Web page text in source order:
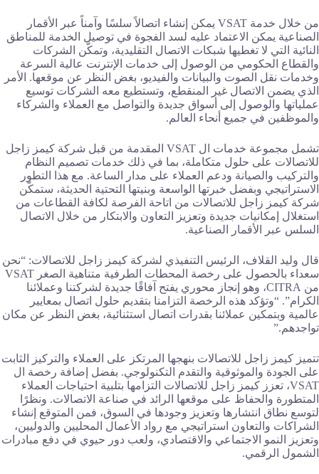
من خلال خدمة VSAT يمكن إنشاء اتصالاً سلسًا وآمناً عبر الأقمار
الصناعية يمكن الاعتماد عليه لسد الفجوة في توصيل الخدمة للمناطق
النائية التي لا تغطيها شبكات الاتصال التقليدية، وتمكّن الشركات
والقطاع الحكومي من الوصول إلى خدمات الإنترنت عالية السرعة
وخدمات نقل الصوت والبيانات والفيديو، بغض النظر عن موقعها. الأمر
الذي يضمن الاتصال غير المنقطع، وتستطيع معه الشركات توسيع
عملياتها والوصول إلى أسواق جديدة والتواصل مع العملاء والشركاء
والموظفين في جميع أنحاء العالم.
تشمل مجموعة خدمات ال VSAT المقدمة من قبل شركة كيمز زاجل
للاتصالات على حلول متكاملة، بما في ذلك خدمات تصميم النظام
والتركيب والصيانة ودعم العملاء على مدار الساعة. مع هذا التطور
الاستراتيجي وبفضل خبرتها الواسعة وبنيتها التحتية الحديثة، ستمكّن
شركة كيمز زاجل للاتصالات من اتاحة الفرصة لكافة القطاعات من
استغلال إمكانيات جديدة وتعزيز التعاون والابتكار من خلال الاتصال
السلس عبر الأقمار الصناعية.
قال وليد القلاف، الرئيس التنفيذي لشركة كيمز زاجل للاتصالات: “نحن
سعداء بالحصول على رخصة المحطات الطرفية متناهية الصغر VSAT
من CITRA، وهو إنجاز محوري يفتح آفاقًا جديدة لشركتنا وعملائنا
الكرام”. “وتؤكد هذه الرخصة التزامنا بتقديم حلول اتصال بمعايير
عالمية وبتمكين عملائنا بقدرات اتصال استثنائية، بغض النظر عن مكان
تواجدهم.”
تتميز كيمز زاجل للاتصالات بنهجها المرتكز على العملاء والتركيز الثابت
على الجودة والموثوقية والتقدم التكنولوجي. بفضل إضافة رخصة ال
VSAT، تعزز كيمز زاجل للاتصالات التزامها بتلبية احتياجات العملاء
المتطورة والحفاظ على موقعها الرائد في صناعة الاتصالات. ونظرًا
لتوسع نطاق انتشارها وتعزيز وجودها في السوق، فمن المتوقع إنشاء
الشراكات والتعاون استراتيجي مع رواد الأعمال المحليين والدوليين،
وتعزيز النمو الاجتماعي والاقتصادي، ولعب دور حيوي في دفع مبادرات
الشمول الرقمي.